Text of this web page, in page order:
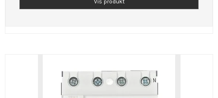
Vis produkt